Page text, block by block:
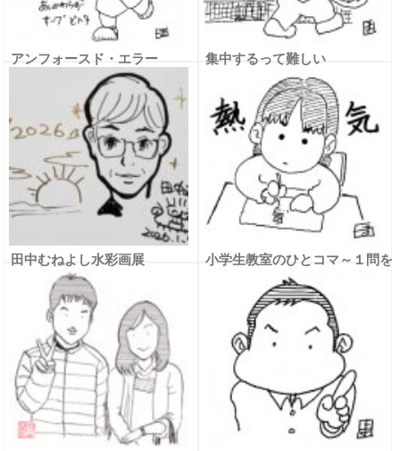
アンフォースド・エラー 集中するって難しい
田中むねよし水彩画展
小学生教室のひとコマ～１問を
解くために～